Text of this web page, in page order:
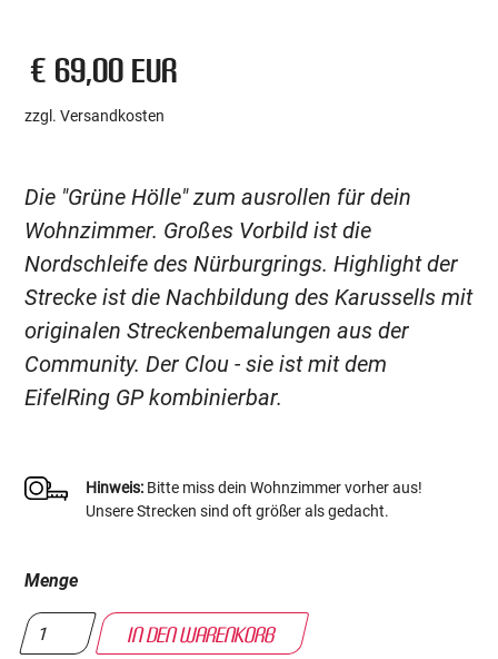
€ 69,00 EUR
zzgl. Versandkosten
Die "Grüne Hölle" zum ausrollen für dein
Wohnzimmer. Großes Vorbild ist die
Nordschleife des Nürburgrings. Highlight der
Strecke ist die Nachbildung des Karussells mit
originalen Streckenbemalungen aus der
Community. Der Clou - sie ist mit dem
EifelRing GP kombinierbar.
Hinweis:Bitte miss dein Wohnzimmer vorher aus!
Unsere Strecken sind oft größer als gedacht.
Menge